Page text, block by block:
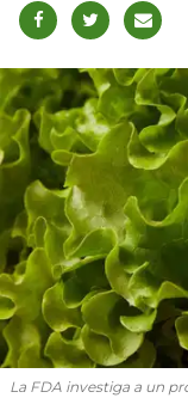
La FDA investiga a un